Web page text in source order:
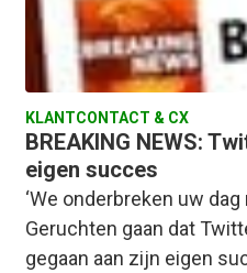
KLANTCONTACT & CX
BREAKING NEWS:
eigen succes
‘We onderbreken uw
Geruchten gaan dat
gegaan aan zijn eigen